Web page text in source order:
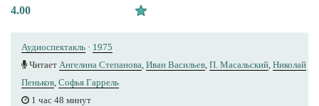
4.00
Аудиоспектакль · 1975
Читает Ангелина Степанова Иван Васильев П. Масальский Николай
Пеньков Софья Гаррель
1 час 48 минут